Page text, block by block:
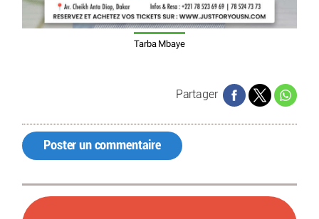
Tarba Mbaye
Partager
Poster un commentaire